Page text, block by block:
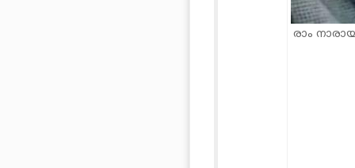
രാം